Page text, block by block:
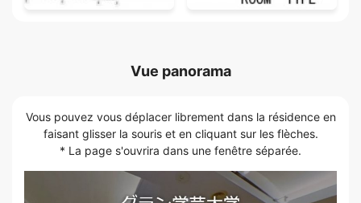
Vue panorama
Vous pouvez vous déplacer librement dans la résidence en
faisant glisser la souris et en cliquant sur les flèches.
* La page s'ouvrira dans une fenêtre séparée.